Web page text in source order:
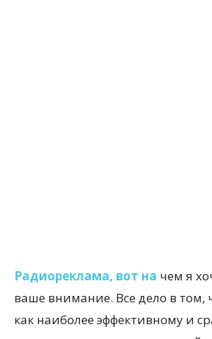
Радиореклама, вот на чем я
ваше внимание. Все дело в том,
как наиболее эффективному и